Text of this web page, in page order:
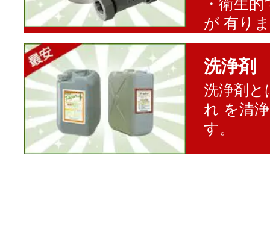
・衛生
が 有り
洗浄剤
洗浄剤と
れ を清
す。